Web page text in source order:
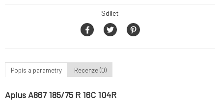
Sdílet
Popis a parametry Recenze (0)
Aplus A867 185/75 R 16C 104R